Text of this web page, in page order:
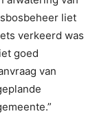
liet
verkeerd was
goed
van